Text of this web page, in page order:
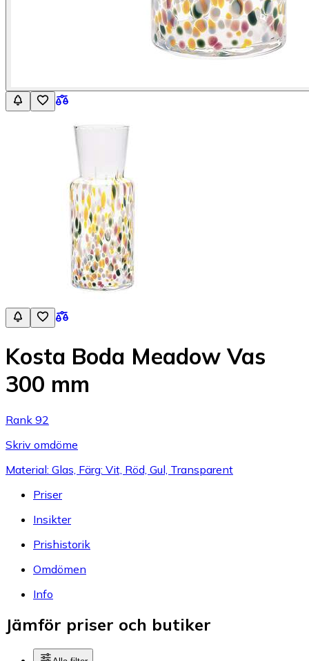
Kosta Boda Meadow Vas
300 mm
Rank 92
Skriv omdöme
Material: Glas, Färg: Vit, Röd, Gul, Transparent
Priser
Insikter
Prishistorik
Omdömen
Info
Jämför priser och butiker